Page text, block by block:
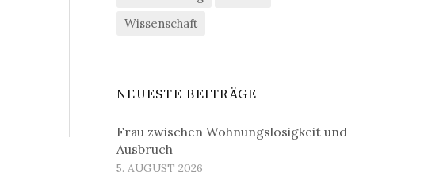
Wissenschaft
NEUESTE BEITRÄGE
Frau zwischen Wohnungslosigkeit und
Ausbruch
5. AUGUST 2026